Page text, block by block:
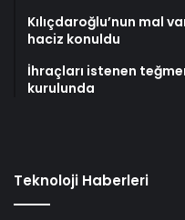
Kılıçdaroğlu’nun mal
haciz konuldu
İhraçları istenen
kurulunda
Teknoloji Haberleri